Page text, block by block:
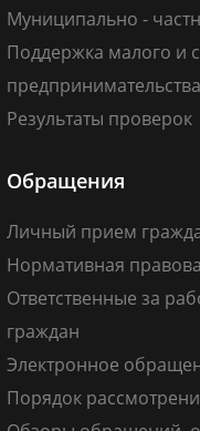
Муниципально -
Поддержка малого и
предпринимательства
Результаты проверок
Обращения
Личный прием
Нормативная
Ответственные за
граждан
Электронное
Порядок